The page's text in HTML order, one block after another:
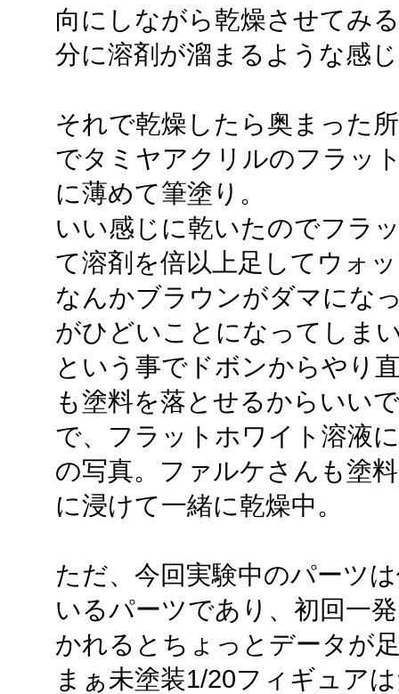
向にしながら乾燥させてみ
分に溶剤が溜まるような感
それで乾燥したら奥まった
でタミヤアクリルのフラッ
に薄めて筆塗り。
いい感じに乾いたのでフラ
て溶剤を倍以上足してウォ
なんかブラウンがダマにな
がひどいことになってしま
という事でドボンからやり
も塗料を落とせるからいい
で、フラットホワイト溶液
の写真。ファルケさんも塗
に浸けて一緒に乾燥中。
ただ、今回実験中のパーツ
いるパーツであり、初回一
かれるとちょっとデータが
まぁ未塗装1/20フィギュア